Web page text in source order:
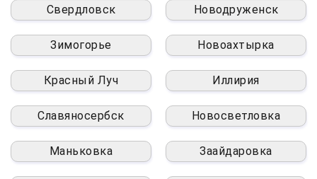
Свердловск Новодруженск
Зимогорье Новоахтырка
Красный Луч Иллирия
Славяносербск Новосветловка
Маньковка Заайдаровка